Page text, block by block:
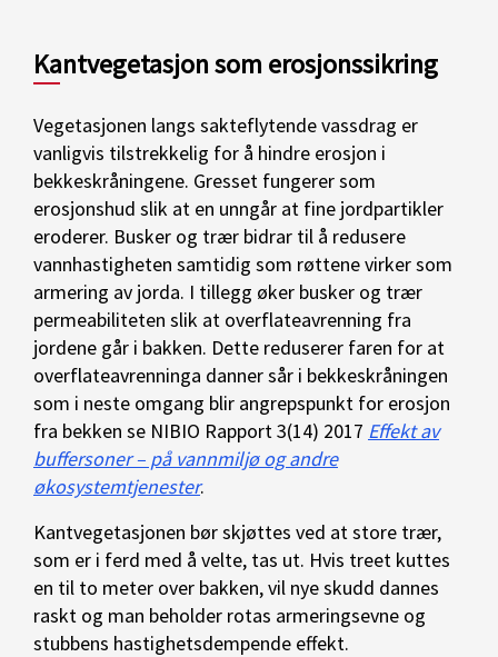
Kantvegetasjon som erosjonssikring
Vegetasjonen langs sakteflytende vassdrag er
vanligvis tilstrekkelig for å hindre erosjon i
bekkeskråningene. Gresset fungerer som
erosjonshud slik at en unngår at fine jordpartikler
eroderer. Busker og trær bidrar til å redusere
vannhastigheten samtidig som røttene virker som
armering av jorda. I tillegg øker busker og trær
permeabiliteten slik at overflateavrenning fra
jordene går i bakken. Dette reduserer faren for at
overflateavrenninga danner sår i bekkeskråningen
som i neste omgang blir angrepspunkt for erosjon
fra bekken se NIBIO Rapport 3(14) 2017 Effekt av
buffersoner – på vannmiljø og andre
økosystemtjenester.
Kantvegetasjonen bør skjøttes ved at store trær,
som er i ferd med å velte, tas ut. Hvis treet kuttes
en til to meter over bakken, vil nye skudd dannes
raskt og man beholder rotas armeringsevne og
stubbens hastighetsdempende effekt.